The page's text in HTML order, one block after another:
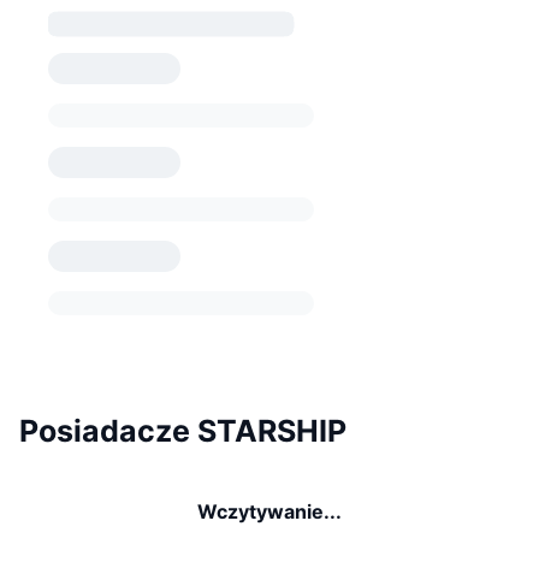
Posiadacze STARSHIP
Wczytywanie...